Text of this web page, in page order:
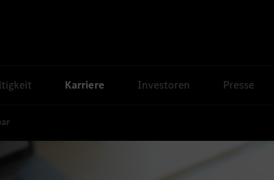
Karriere Investoren Presse